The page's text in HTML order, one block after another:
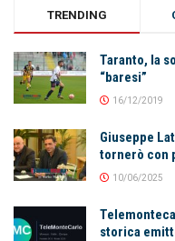
TRENDING
Taranto, la
“baresi”
16/12/2019
Giuseppe
tornerò con
10/06/2025
storica